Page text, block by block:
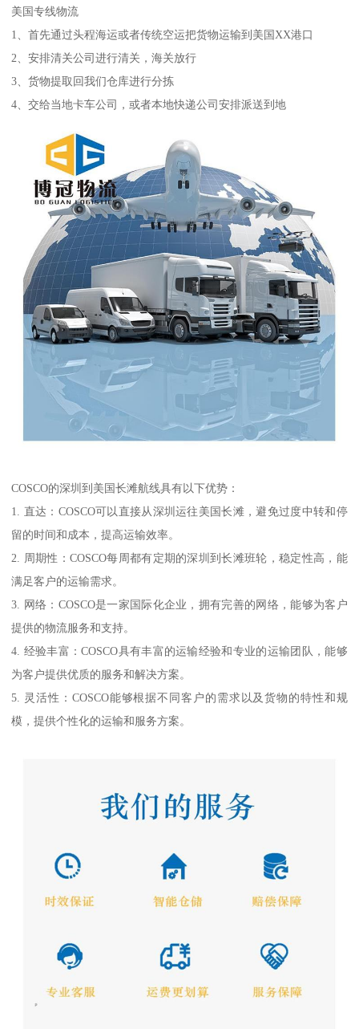
美国专线物流
1、首先通过头程海运或者传统空运把货物运输到美国XX港口
2、安排清关公司进行清关，海关放行
3、货物提取回我们仓库进行分拣
4、交给当地卡车公司，或者本地快递公司安排派送到地
COSCO的深圳到美国长滩航线具有以下优势：
1. 直达：COSCO可以直接从深圳运往美国长滩，避免过度中转和停
留的时间和成本，提高运输效率。
2. 周期性：COSCO每周都有定期的深圳到长滩班轮，稳定性高，能
满足客户的运输需求。
3. 网络：COSCO是一家国际化企业，拥有完善的网络，能够为客户
提供的物流服务和支持。
4. 经验丰富：COSCO具有丰富的运输经验和专业的运输团队，能够
为客户提供优质的服务和解决方案。
5. 灵活性：COSCO能够根据不同客户的需求以及货物的特性和规
模，提供个性化的运输和服务方案。